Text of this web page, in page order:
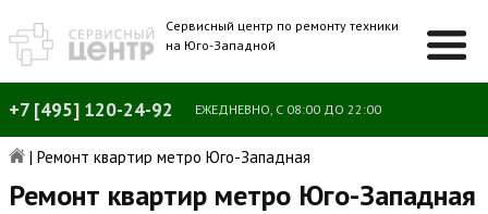
Сервисный центр по ремонту техники
на Юго-Западной
+7 [495] 120-24-92 ЕЖЕДНЕВНО, С 08:00 ДО 22:00
| Ремонт квартир метро Юго-Западная
Ремонт квартир метро Юго-Западная